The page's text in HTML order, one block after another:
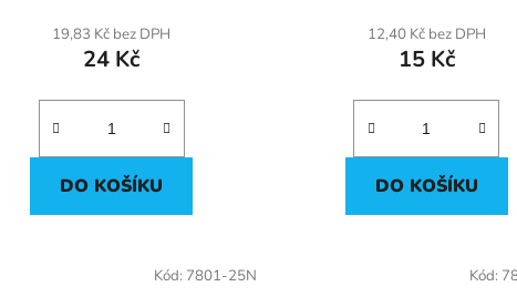
19,83 Kč bez DPH
24 Kč
DO KOŠÍKU
12,40 Kč bez DPH
15 Kč
DO KOŠÍKU
Kód: 7801-25N Kód: